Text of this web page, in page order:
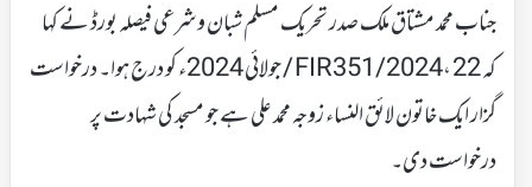
جناب محمد مشتاق ملک صدر تحریک مسلم شبان و شرعی فیصلہ بورڈ نے کہا
کہ FIR351/2024، 22 / جولائی 2024ء کو درج ہوا۔ درخواست
گزار ایک خاتون لائق النساء زوجہ محمد علی ہے جو مسجد کی شہادت پر
درخواست دی۔